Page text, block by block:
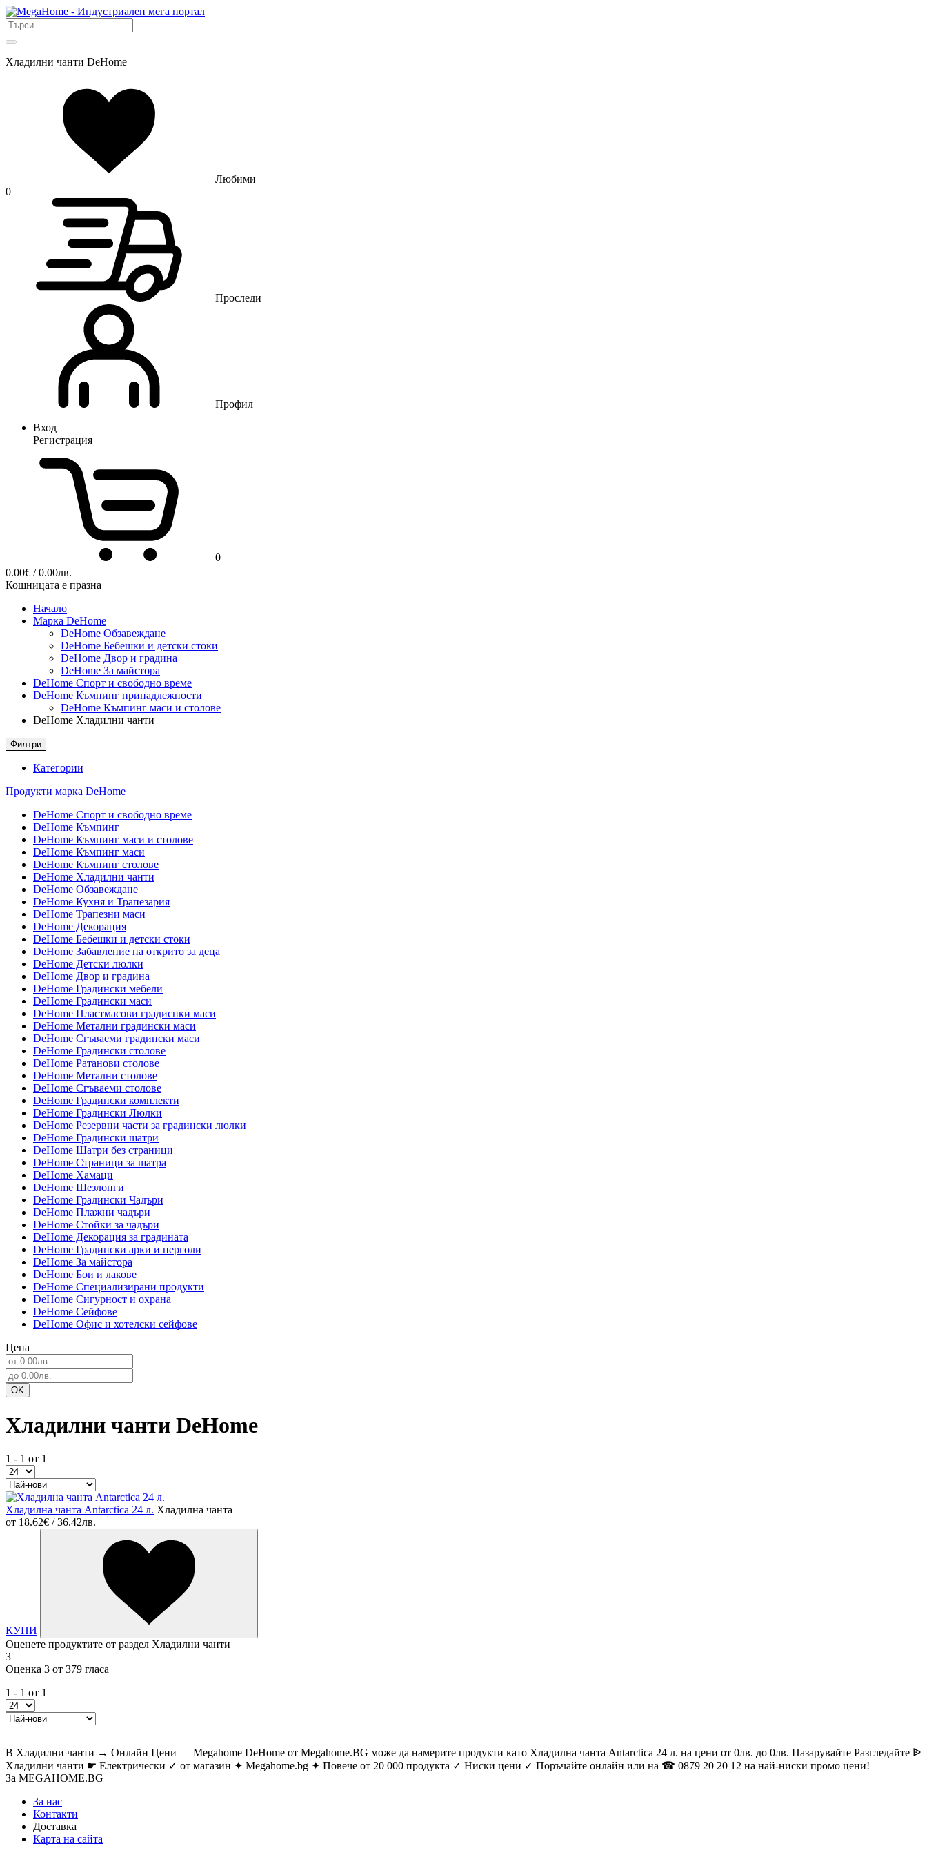
Хладилни чанти DeHome
Любими
0
Проследи
Профил
Вход
Регистрация
0
0.00€ / 0.00лв.
Кошницата е празна
Начало
Марка DeHome
DeHome Обзавеждане
DeHome Бебешки и детски стоки
DeHome Двор и градина
DeHome За майстора
DeHome Спорт и свободно време
DeHome Къмпинг принадлежности
DeHome Къмпинг маси и столове
DeHome Хладилни чанти
Филтри
Категории
Продукти марка DeHome
DeHome Спорт и свободно време
DeHome Къмпинг
DeHome Къмпинг маси и столове
DeHome Къмпинг маси
DeHome Къмпинг столове
DeHome Хладилни чанти
DeHome Обзавеждане
DeHome Кухня и Трапезария
DeHome Трапезни маси
DeHome Декорация
DeHome Бебешки и детски стоки
DeHome Забавление на открито за деца
DeHome Детски люлки
DeHome Двор и градина
DeHome Градински мебели
DeHome Градински маси
DeHome Пластмасови градиснки маси
DeHome Метални градински маси
DeHome Сгъваеми градински маси
DeHome Градински столове
DeHome Ратанови столове
DeHome Метални столове
DeHome Сгъваеми столове
DeHome Градински комплекти
DeHome Градински Люлки
DeHome Резервни части за градински люлки
DeHome Градински шатри
DeHome Шатри без страници
DeHome Страници за шатра
DeHome Хамаци
DeHome Шезлонги
DeHome Градински Чадъри
DeHome Плажни чадъри
DeHome Стойки за чадъри
DeHome Декорация за градината
DeHome Градински арки и перголи
DeHome За майстора
DeHome Бои и лакове
DeHome Специализирани продукти
DeHome Сигурност и охрана
DeHome Сейфове
DeHome Офис и хотелски сейфове
Цена
Хладилни чанти DeHome
1 - 1 от 1
Хладилна чанта Antarctica 24 л. Хладилна чанта
от 18.62€ / 36.42лв.
КУПИ
Оценете продуктите от раздел Хладилни чанти
3
Оценка 3 от 379 гласа
1 - 1 от 1
В Хладилни чанти → Онлайн Цени — Megahome DeHome от Megahome.BG може да намерите продукти като Хладилна чанта Antarctica 24 л. на цени от 0лв. до 0лв. Пазарувайте Разгледайте ᐉ
Хладилни чанти ☛ Електрически ✓ от магазин ✦ Megahome.bg ✦ Повече от 20 000 продукта ✓ Ниски цени ✓ Поръчайте онлайн или на ☎ 0879 20 20 12 на най-ниски промо цени!
За MEGAHOME.BG
За нас
Контакти
Доставка
Карта на сайта